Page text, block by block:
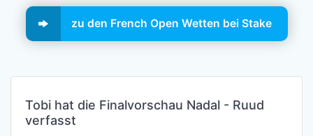
zu den French Open Wetten bei Stake
Tobi hat die Finalvorschau Nadal - Ruud
verfasst